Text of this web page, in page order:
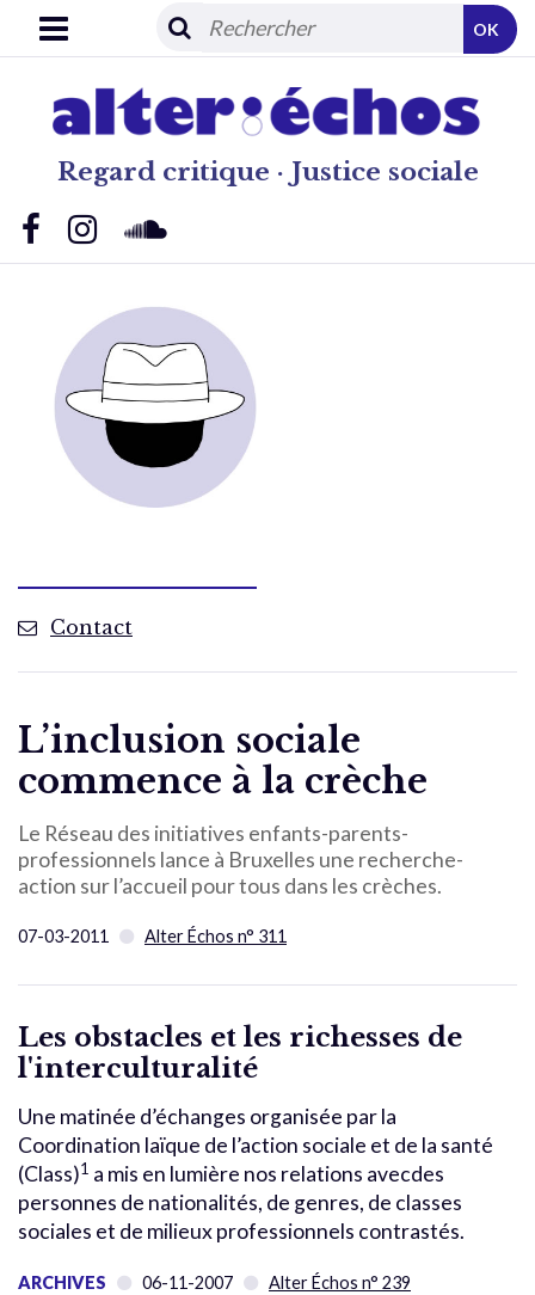
Regard critique · Justice sociale
OK
Contact
L’inclusion sociale
commence à la crèche
Le Réseau des initiatives enfants-parents-
professionnels lance à Bruxelles une recherche-
action sur l’accueil pour tous dans les crèches.
07-03-2011 Alter Échos n° 311
Les obstacles et les richesses de
l'interculturalité
Une matinée d’échanges organisée par la
Coordination laïque de l’action sociale et de la santé
(Class)1 a mis en lumière nos relations avecdes
personnes de nationalités, de genres, de classes
sociales et de milieux professionnels contrastés.
ARCHIVES 06-11-2007 Alter Échos n° 239